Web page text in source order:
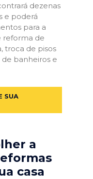
dezenas
e poderá
para a
reforma de
troca de pisos
banheiros e
SUA
a
casa